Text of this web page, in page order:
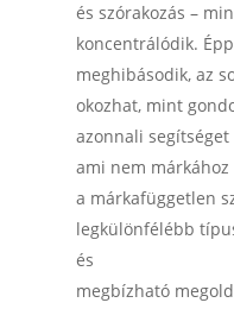
és szórakozás –
koncentrálódik.
meghibásodik, az
okozhat, mint
azonnali
ami nem
a márkafüggetlen
legkülönfélébb
és
megbízható